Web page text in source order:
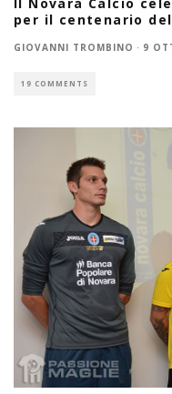
per il centenario
GIOVANNI TROMBINO · 9
19 COMMENTS